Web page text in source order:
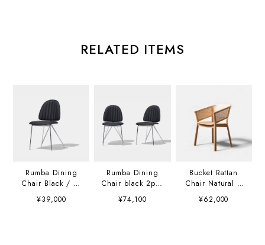
RELATED ITEMS
Rumba Dining
Chair Black / ル
ンバダイニングチ
ェア ブラック
¥39,000
Rumba Dining
Chair black 2pcs
/ ルンバダイニン
グチェア ブラック
¥74,100
Bucket Rattan
Chair Natural /
バケットラタンチ
ェア ナチュラル
¥62,000